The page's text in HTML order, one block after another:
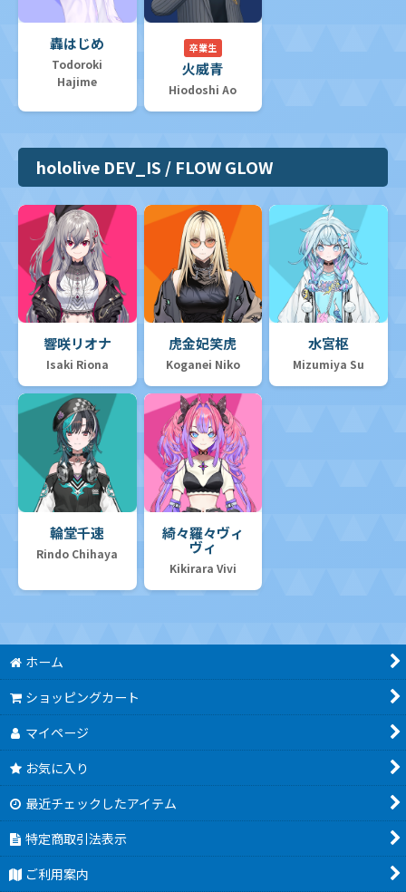
轟はじめ
Todoroki
Hajime
卒業生
火威青
Hiodoshi Ao
hololive DEV_IS / FLOW GLOW
響咲リオナ
Isaki Riona
虎金妃笑虎
Koganei Niko
水宮枢
Mizumiya Su
輪堂千速
Rindo Chihaya
綺々羅々ヴィ
ヴィ
Kikirara Vivi
ホーム
ショッピングカート
マイページ
お気に入り
最近チェックしたアイテム
特定商取引法表示
ご利用案内